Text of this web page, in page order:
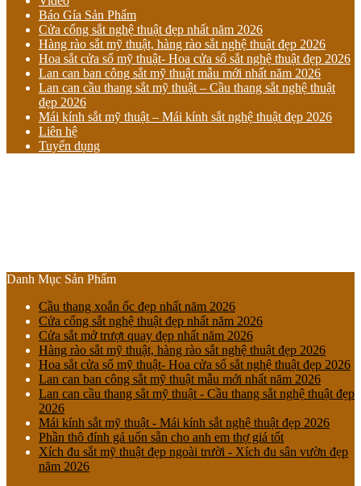
Báo Gía Sản Phẩm
Cửa cổng sắt nghệ thuật đẹp nhất năm 2026
Hàng rào sắt mỹ thuật, hàng rào sắt nghệ thuật đẹp 2026
Hoa sắt cửa sổ mỹ thuật- Hoa cửa sổ sắt nghệ thuật đẹp 2026
Lan can ban công sắt mỹ thuật mẫu mới nhất năm 2026
Lan can cầu thang sắt mỹ thuật – Cầu thang sắt nghệ thuật
đẹp 2026
Mái kính sắt mỹ thuật – Mái kính sắt nghệ thuật đẹp 2026
Liên hệ
Tuyển dụng
Danh Mục Sản Phẩm
Cầu thang xoắn ốc đẹp nhất năm 2026
Cửa cổng sắt nghệ thuật đẹp nhất năm 2026
Cửa sắt mở trượt quay đẹp nhất năm 2026
Hàng rào sắt mỹ thuật, hàng rào sắt nghệ thuật đẹp 2026
Hoa sắt cửa sổ mỹ thuật- Hoa cửa sổ sắt nghệ thuật đẹp 2026
Lan can ban công sắt mỹ thuật mẫu mới nhất năm 2026
Lan can cầu thang sắt mỹ thuật - Cầu thang sắt nghệ thuật đẹp
2026
Mái kính sắt mỹ thuật - Mái kính sắt nghệ thuật đẹp 2026
Phần thô đính gá uốn sẵn cho anh em thợ giá tốt
Xích đu sắt mỹ thuật đẹp ngoài trười - Xích đu sân vườn đẹp
năm 2026